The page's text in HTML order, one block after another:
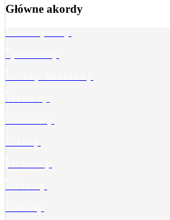
Główne akordy